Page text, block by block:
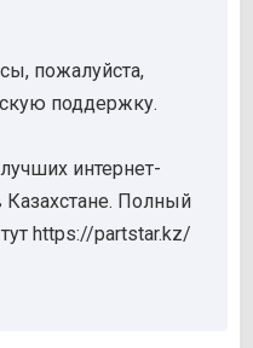
пожалуйста,
поддержку.
интернет-
Казахстане. Полный
https://partstar.kz/